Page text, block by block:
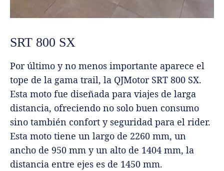
SRT 800 SX
Por último y no menos importante aparece el
tope de la gama trail, la QJMotor SRT 800 SX.
Esta moto fue diseñada para viajes de larga
distancia, ofreciendo no solo buen consumo
sino también confort y seguridad para el rider.
Esta moto tiene un largo de 2260 mm, un
ancho de 950 mm y un alto de 1404 mm, la
distancia entre ejes es de 1450 mm.